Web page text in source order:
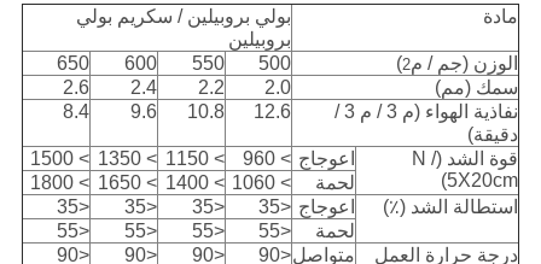
مادة
بولي بروبيلين / سكريم بولي
بروبيلين
الوزن (جم / م2
)
500
550
600
650
سمك (مم)
2.0
2.2
2.4
2.6
نفاذية الهواء (م 3 / م 3 /
دقيقة)
12.6
10.8
9.6
8.4
قوة الشد (N /
5X20cm)
اعوجاج > 960
> 1150
> 1350
> 1500
لحمة
> 1060
> 1400
> 1650
> 1800
استطالة الشد (٪)
اعوجاج <35
<35
<35
<35
لحمة
<55
<55
<55
<55
درجة حرارة العمل
متواصل<90
<90
<90
<90